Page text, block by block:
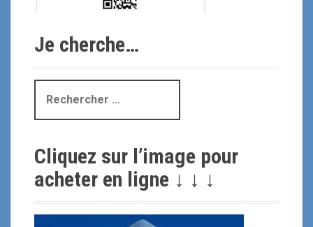
Je cherche…
c
e
c
Cliquez sur l’image pour
acheter en ligne ↓ ↓ ↓